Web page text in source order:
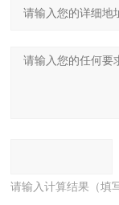
请输入计算结果（填